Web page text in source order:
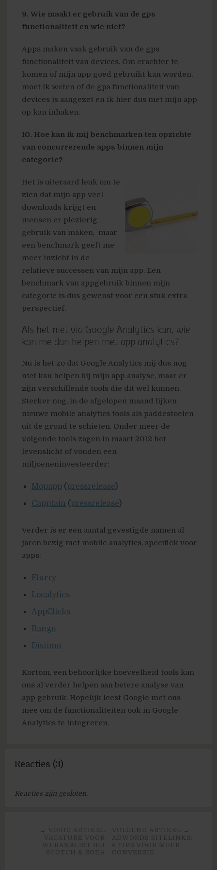
9. Wie maakt er gebruik van de gps
functionaliteit en wie niet?
Apps maken vaak gebruik van de gps
functionaliteit van devices. Om erachter te
komen of mijn app goed gebruikt kan worden,
moet ik weten of de gps functionaliteit van
devices is aangezet en ik hier dus met mijn app
op kan inhaken.
10. Hoe kan ik mij benchmarken ten opzichte
van concurrerende apps binnen mijn
categorie?
Het is uiteraard leuk om te
zien dat mijn app veel
downloads krijgt en
mensen er plezierig
gebruik van maken, maar
een benchmark geeft me
meer inzicht in de
relatieve successen van mijn app. Een
benchmark van appgebruik binnen mijn
categorie is dus gewenst voor een stuk extra
perspectief.
Als het niet via Google Analytics kan, wie
kan me dan helpen met app analytics?
Nu is het zo dat Google Analytics mij dus nog
niet kan helpen bij mijn app analyse, maar er
zijn verschillende tools die dit wel kunnen.
Sterker nog, in de afgelopen maand lijken
nieuwe mobile analytics tools als paddestoelen
uit de grond te schieten. Onder meer de
volgende tools zagen in maart 2012 het
levenslicht of vonden een
miljoeneninvesteerder:
Mopapp (pressrelease)
Capptain (pressrelease)
Verder is er een aantal gevestigde namen al
jaren bezig met mobile analytics, specifiek voor
apps:
Flurry
Localytics
AppClicks
Bango
Distimo
Kortom, een behoorlijke hoeveelheid tools kan
ons al verder helpen aan betere analyse van
app gebruik. Hopelijk leest Google met ons
mee om de functionaliteiten ook in Google
Analytics te integreren.
Reacties (3)
Reacties zijn gesloten.
VOLGEND ARTIKEL →
ADWORDS SITELINKS:
4 TIPS VOOR MEER
CONVERSIE
← VORIG ARTIKEL
VACATURE VOOR
WEBANALIST BIJ
SCOTCH & SODA